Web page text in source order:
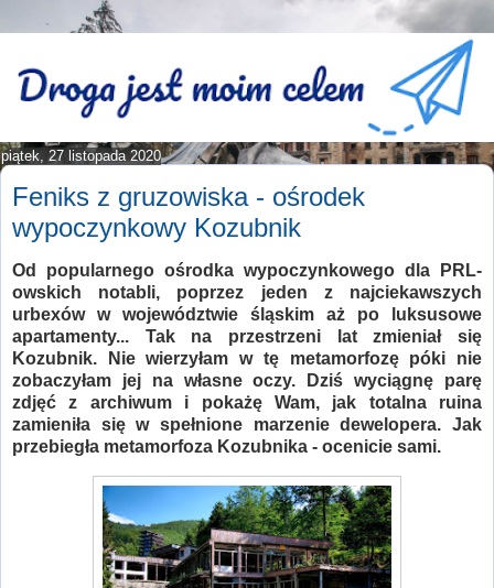
piątek, 27 listopada 2020
Feniks z gruzowiska - ośrodek
wypoczynkowy Kozubnik
Od popularnego ośrodka wypoczynkowego dla PRL-
owskich notabli, poprzez jeden z najciekawszych
urbexów w województwie śląskim aż po luksusowe
apartamenty... Tak na przestrzeni lat zmieniał się
Kozubnik. Nie wierzyłam w tę metamorfozę póki nie
zobaczyłam jej na własne oczy. Dziś wyciągnę parę
zdjęć z archiwum i pokażę Wam, jak totalna ruina
zamieniła się w spełnione marzenie dewelopera. Jak
przebiegła metamorfoza Kozubnika - ocenicie sami.